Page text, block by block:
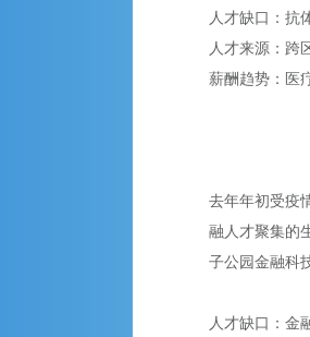
人才缺口：抗
人才来源：跨
薪酬趋势：医
去年年初受疫
融人才聚集的
子公园金融科
人才缺口：金